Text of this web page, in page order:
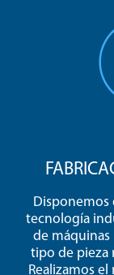
Disponemos
tecnología
de
tipo de pieza
Realizamos